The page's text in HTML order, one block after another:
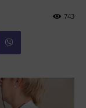
743